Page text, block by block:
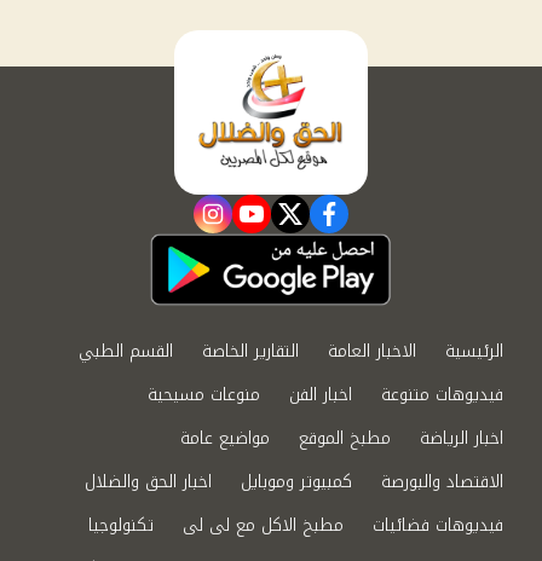
facebook
twitter
youtube
instagram
الرئيسية الاخبار العامة التقارير الخاصة
القسم الطبي
فيديوهات متنوعة
اخبار الفن
منوعات مسيحية
اخبار الرياضة
مطبخ الموقع
مواضيع عامة
الاقتصاد والبورصة
كمبيوتر وموبايل
اخبار الحق والضلال
فيديوهات فضائيات
مطبخ الاكل مع لى لى
تكنولوجيا